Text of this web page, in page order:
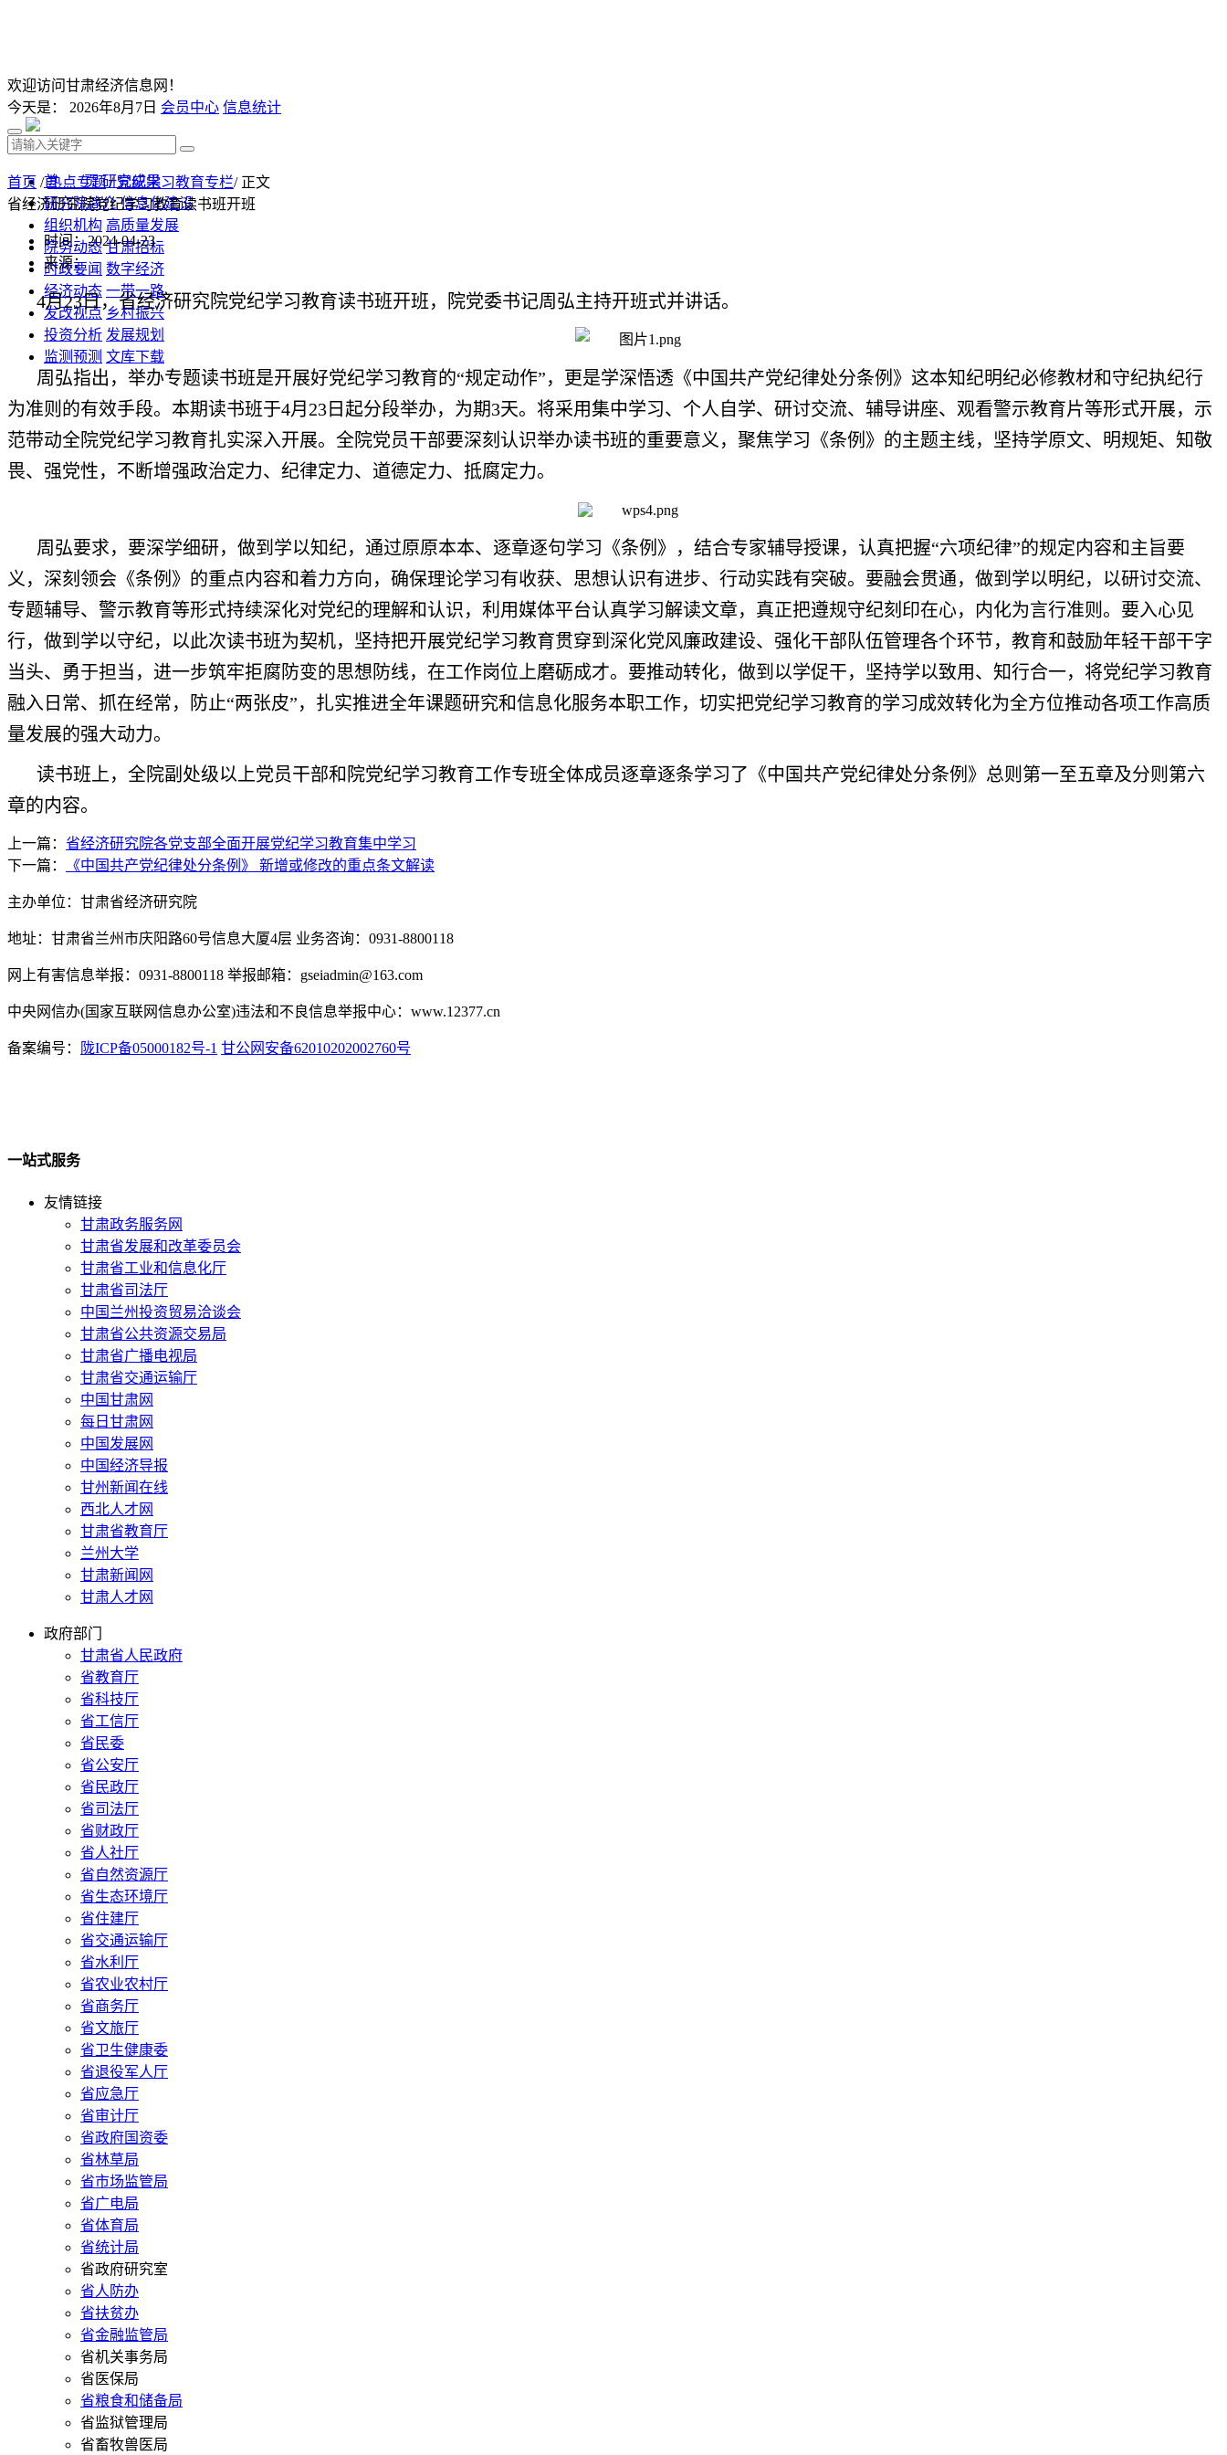
欢迎访问甘肃经济信息网！
今天是： 2026年8月7日 会员中心 信息统计
首 页 研究成果
研究院简介 信息化建设
组织机构 高质量发展
院务动态 甘肃招标
时政要闻 数字经济
经济动态 一带一路
发改视点 乡村振兴
投资分析 发展规划
监测预测 文库下载
首页 /热点专题/党纪学习教育专栏/ 正文
省经济研究院党纪学习教育读书班开班
时间：2024-04-23
来源：
4月23日，省经济研究院党纪学习教育读书班开班，院党委书记周弘主持开班式并讲话。
周弘指出，举办专题读书班是开展好党纪学习教育的“规定动作”，更是学深悟透《中国共产党纪律处分条例》这本知纪明纪必修教材和守纪执纪行
为准则的有效手段。本期读书班于4月23日起分段举办，为期3天。将采用集中学习、个人自学、研讨交流、辅导讲座、观看警示教育片等形式开展，示
范带动全院党纪学习教育扎实深入开展。全院党员干部要深刻认识举办读书班的重要意义，聚焦学习《条例》的主题主线，坚持学原文、明规矩、知敬
畏、强党性，不断增强政治定力、纪律定力、道德定力、抵腐定力。
周弘要求，要深学细研，做到学以知纪，通过原原本本、逐章逐句学习《条例》，结合专家辅导授课，认真把握“六项纪律”的规定内容和主旨要
义，深刻领会《条例》的重点内容和着力方向，确保理论学习有收获、思想认识有进步、行动实践有突破。要融会贯通，做到学以明纪，以研讨交流、
专题辅导、警示教育等形式持续深化对党纪的理解和认识，利用媒体平台认真学习解读文章，真正把遵规守纪刻印在心，内化为言行准则。要入心见
行，做到学以守纪，以此次读书班为契机，坚持把开展党纪学习教育贯穿到深化党风廉政建设、强化干部队伍管理各个环节，教育和鼓励年轻干部干字
当头、勇于担当，进一步筑牢拒腐防变的思想防线，在工作岗位上磨砺成才。要推动转化，做到以学促干，坚持学以致用、知行合一，将党纪学习教育
融入日常、抓在经常，防止“两张皮”，扎实推进全年课题研究和信息化服务本职工作，切实把党纪学习教育的学习成效转化为全方位推动各项工作高质
量发展的强大动力。
读书班上，全院副处级以上党员干部和院党纪学习教育工作专班全体成员逐章逐条学习了《中国共产党纪律处分条例》总则第一至五章及分则第六
章的内容。
上一篇： 省经济研究院各党支部全面开展党纪学习教育集中学习
下一篇：
《中国共产党纪律处分条例》 新增或修改的重点条文解读
主办单位：甘肃省经济研究院
地址：甘肃省兰州市庆阳路60号信息大厦4层 业务咨询：0931-8800118
网上有害信息举报：0931-8800118 举报邮箱：gseiadmin@163.com
中央网信办(国家互联网信息办公室)违法和不良信息举报中心：www.12377.cn
备案编号： 陇ICP备05000182号-1 甘公网安备62010202002760号
一站式服务
友情链接
甘肃政务服务网
甘肃省发展和改革委员会
甘肃省工业和信息化厅
甘肃省司法厅
中国兰州投资贸易洽谈会
甘肃省公共资源交易局
甘肃省广播电视局
甘肃省交通运输厅
中国甘肃网
每日甘肃网
中国发展网
中国经济导报
甘州新闻在线
西北人才网
甘肃省教育厅
兰州大学
甘肃新闻网
甘肃人才网
政府部门
甘肃省人民政府
省教育厅
省科技厅
省工信厅
省民委
省公安厅
省民政厅
省司法厅
省财政厅
省人社厅
省自然资源厅
省生态环境厅
省住建厅
省交通运输厅
省水利厅
省农业农村厅
省商务厅
省文旅厅
省卫生健康委
省退役军人厅
省应急厅
省审计厅
省政府国资委
省林草局
省市场监管局
省广电局
省体育局
省统计局
省政府研究室
省人防办
省扶贫办
省金融监管局
省机关事务局
省医保局
省粮食和储备局
省监狱管理局
省畜牧兽医局